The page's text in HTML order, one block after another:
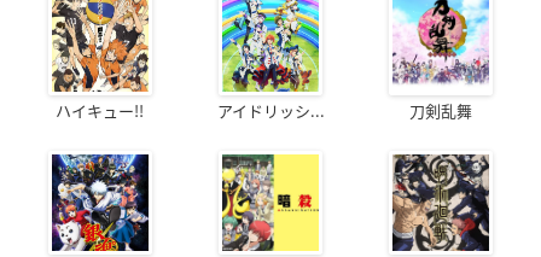
ハイキュー!! アイドリッシ... 刀剣乱舞